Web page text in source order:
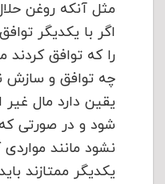
مثل آنکه روغن
اگر با یکدیگر
را که توافق
چه توافق و سازش
یقین دارد مال
شود و در صورتی
نشود مانند
یکدیگر ممتازند